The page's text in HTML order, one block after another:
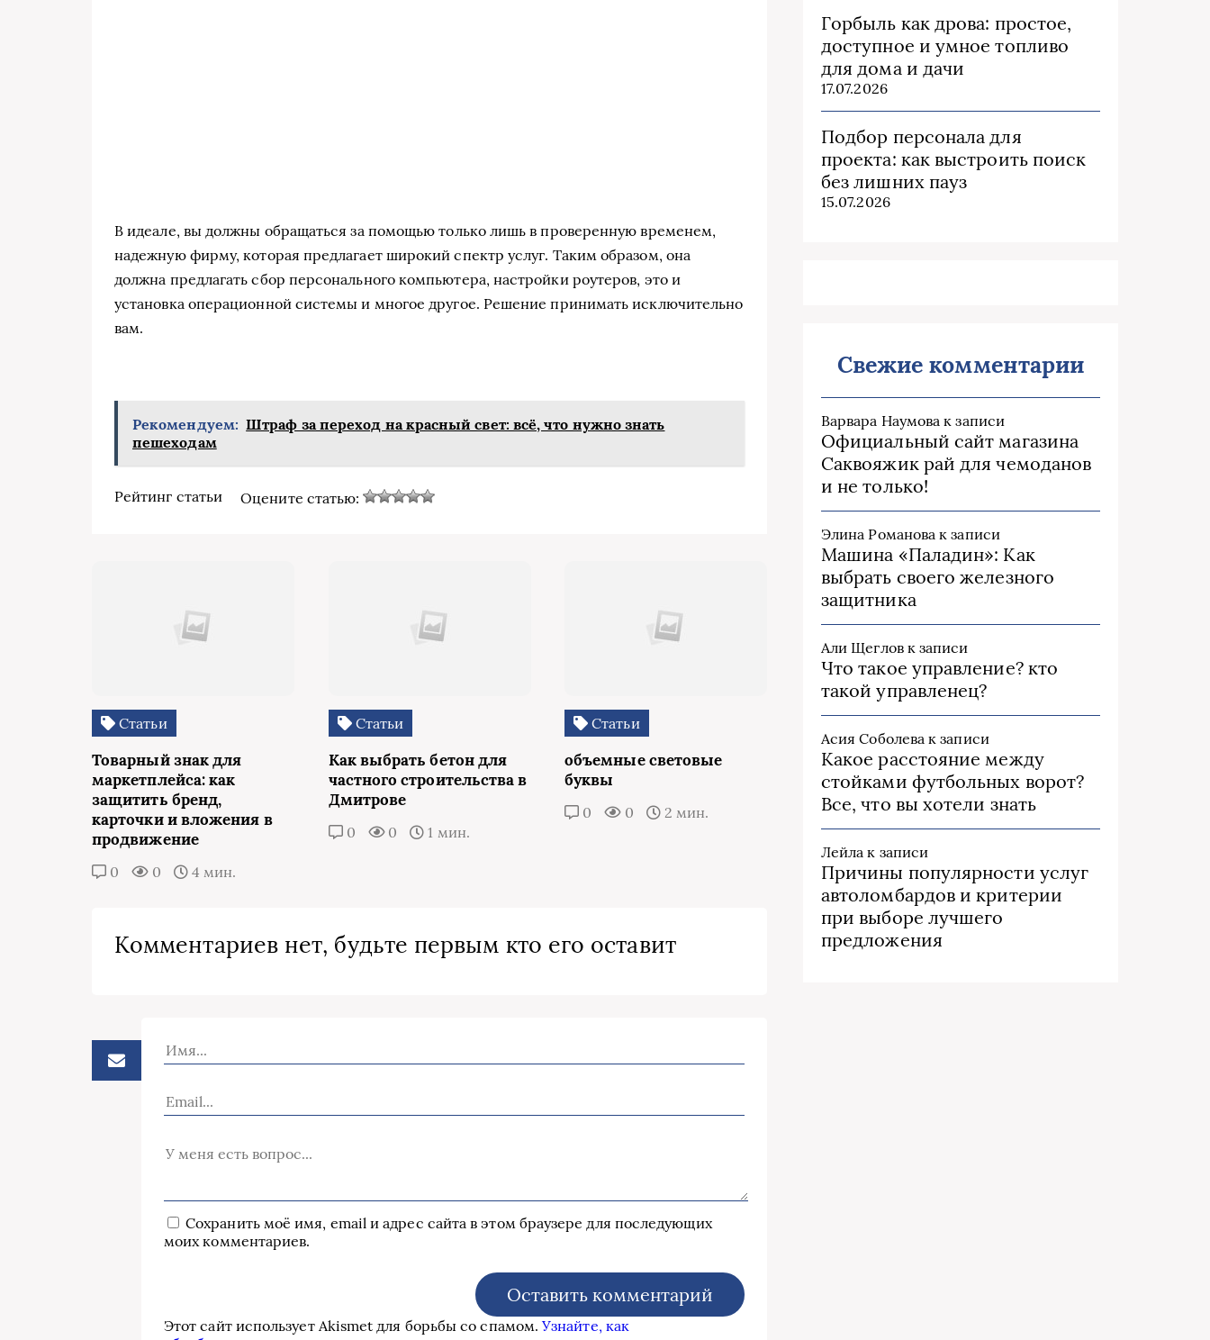
В идеале, вы должны обращаться за помощью только лишь в проверенную временем,
надежную фирму, которая предлагает широкий спектр услуг. Таким образом, она
должна предлагать сбор персонального компьютера, настройки роутеров, это и
установка операционной системы и многое другое. Решение принимать исключительно
вам.
Рекомендуем: Штраф за переход на красный свет: всё, что нужно знать
пешеходам
Рейтинг статьи Оцените статью:
Статьи
Товарный знак для
маркетплейса: как
защитить бренд,
карточки и вложения в
продвижение
0 0 4 мин.
Статьи
Как выбрать бетон для
частного строительства в
Дмитрове
0 0 1 мин.
Статьи
объемные световые
буквы
0 0 2 мин.
Комментариев нет, будьте первым кто его оставит
Сохранить моё имя, email и адрес сайта в этом браузере для последующих
моих комментариев.
Этот сайт использует Akismet для борьбы со спамом.Узнайте, как
Горбыль как дрова: простое,
доступное и умное топливо
для дома и дачи
17.07.2026
Подбор персонала для
проекта: как выстроить поиск
без лишних пауз
15.07.2026
Свежие комментарии
Варвара Наумова к записи
Официальный сайт магазина
Саквояжик рай для чемоданов
и не только!
Элина Романова к записи
Машина «Паладин»: Как
выбрать своего железного
защитника
Али Щегловк записи
Что такое управление? кто
такой управленец?
Асия Соболева к записи
Какое расстояние между
стойками футбольных ворот?
Все, что вы хотели знать
Лейла к записи
Причины популярности услуг
автоломбардов и критерии
при выборе лучшего
предложения